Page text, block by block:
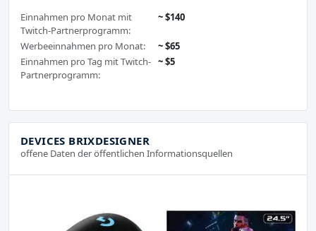
Einnahmen pro Monat mit
Twitch-Partnerprogramm:
~ $140
Werbeeinnahmen pro Monat:
~ $65
Einnahmen pro Tag mit Twitch-
Partnerprogramm:
~ $5
DEVICES BRIXDESIGNER
offene Daten der öffentlichen Informationsquellen